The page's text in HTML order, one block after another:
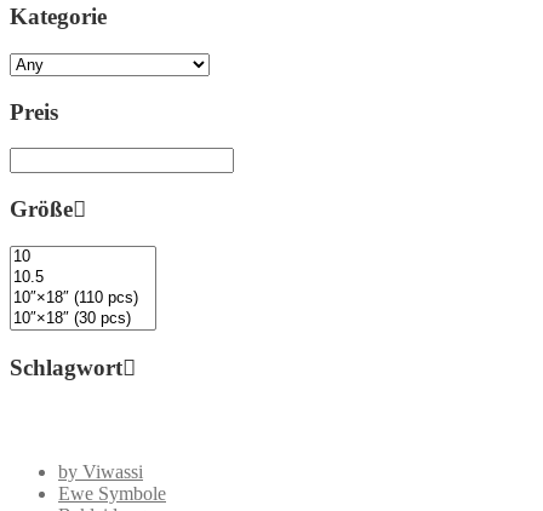
Kategorie
Preis
Größe
Schlagwort
by Viwassi
Ewe Symbole